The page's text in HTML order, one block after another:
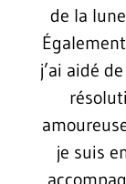
de la
j’ai aidé
je suis